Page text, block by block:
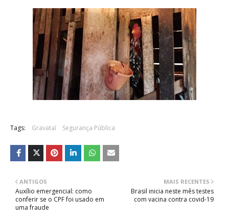
Tags: Gravataí Segurança Pública
MAIS RECENTES
Brasil inicia neste mês testes
com vacina contra covid-19
ANTIGOS
Auxílio emergencial: como
conferir se o CPF foi usado em
uma fraude